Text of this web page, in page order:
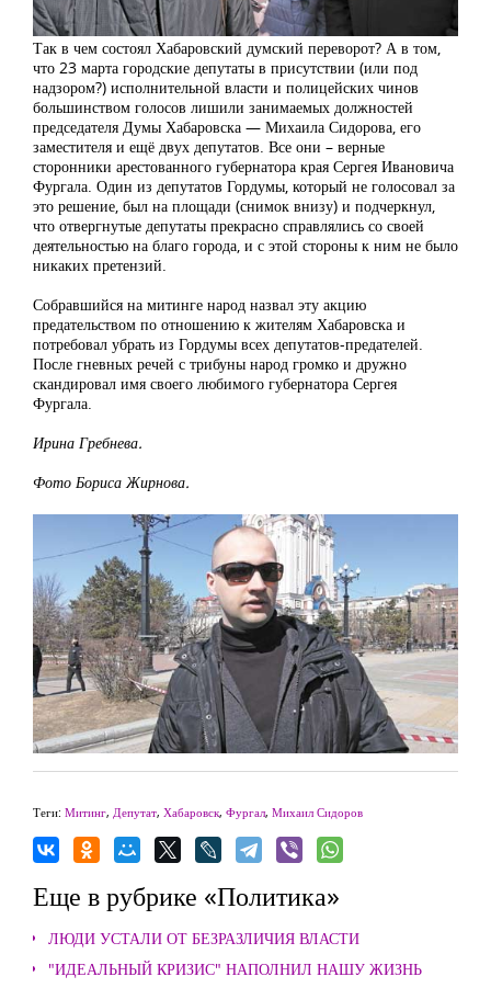
Так в чем состоял Хабаровский думский переворот? А в том,
что 23 марта городские депутаты в присутствии (или под
надзором?) исполнительной власти и полицейских чинов
большинством голосов лишили занимаемых должностей
председателя Думы Хабаровска — Михаила Сидорова, его
заместителя и ещё двух депутатов. Все они – верные
сторонники арестованного губернатора края Сергея Ивановича
Фургала. Один из депутатов Гордумы, который не голосовал за
это решение, был на площади (снимок внизу) и подчеркнул,
что отвергнутые депутаты прекрасно справлялись со своей
деятельностью на благо города, и с этой стороны к ним не было
никаких претензий.
Собравшийся на митинге народ назвал эту акцию
предательством по отношению к жителям Хабаровска и
потребовал убрать из Гордумы всех депутатов-предателей.
После гневных речей с трибуны народ громко и дружно
скандировал имя своего любимого губернатора Сергея
Фургала.
Ирина Гребнева.
Фото Бориса Жирнова.
Теги: Митинг, Депутат, Хабаровск, Фургал, Михаил Сидоров
Еще в рубрике «Политика»
ЛЮДИ УСТАЛИ ОТ БЕЗРАЗЛИЧИЯ ВЛАСТИ
"ИДЕАЛЬНЫЙ КРИЗИС" НАПОЛНИЛ НАШУ ЖИЗНЬ